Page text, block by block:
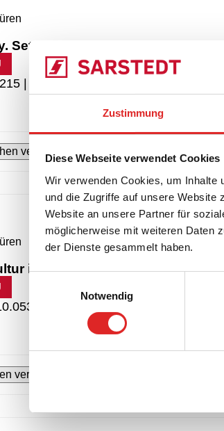
Zustimmung
Diese Webseite verwendet Cookies
Wir verwenden Cookies, um Inhalte
und die Zugriffe auf unsere Website
Website an unsere Partner für
möglicherweise mit weiteren Daten
der Dienste gesammelt haben.
Notwendig
Set. Grow!
|
verfügbar
im Fokus
|
verfügbar